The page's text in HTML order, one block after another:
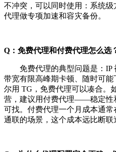
不冲突，可以同时使用：系统
代理做专项加速和容灾备份。
Q：免费代理和付费代理怎么选
免费代理的典型问题是：IP
带宽有限高峰期卡顿、随时可
尔用 TG，免费代理可以凑合。
营，建议用付费代理——稳定性
可找。付费代理一个月成本通
通联的场景，这个成本远比断联